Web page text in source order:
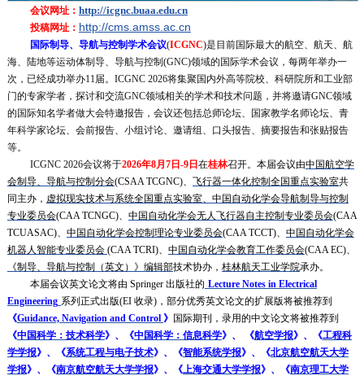
会议网址： http://icgnc.buaa.edu.cn
投稿网址： http://cms.amss.ac.cn
国际制导、导航与控制学术会议(ICGNC)是目前国际最大的航空、航天、航
海、陆地等运动体制导、导航与控制(GNC)领域的国际学术会议，每两年举办一
次，已经成功举办11届。ICGNC 2026将集聚国内外高等院校、科研院所和工业部
门的专家学者，探讨和交流GNC领域相关的学术和技术问题，并将邀请GNC领域
的国际知名学者做大会特邀报告，会议还包括总师论坛、国家教学名师论坛、青
年科学家论坛、会前报告、小组讨论、邀请组、口头报告、摘要报告和张贴报告
等。
ICGNC 2026会议将于2026年8月7日-9日在桂林召开。 本届会议由中国航空学
会制导、导航与控制分会(CSAA TCGNC)、 飞行器一体化控制全国重点实验室共
同主办， 虚拟现实技术与系统全国重点实验室、 中国自动化学会导航制导与控制
专业委员会(CAA TCNGC)、 中国自动化学会无人飞行器自主控制专业委员会(CAA
TCUASAC)、 中国自动化学会控制理论专业委员会(CAA TCCT)、 中国自动化学会
机器人智能专业委员会 (CAA TCRI)、 中国自动化学会教育工作委员会(CAA EC)、
《制导、导航与控制（英文）》编辑部技术协办， 桂林航天工业学院承办。
本届会议英文论文将由 Springer 出版社的 Lecture Notes in Electrical
Engineering 系列正式出版(EI 收录)，部分优秀英文论文的扩展版将被推荐到
《Guidance, Navigation and Control 》 国际期刊，录用的中文论文将被推荐到
《中国科学：技术科学》、《中国科学：信息科学》、 《航空学报》、《工程科
学学报》、《系统工程与电子技术》、《智能系统学报》、《北京航空航天大学
学报》、《南京航空航天大学学报》、《上海交通大学学报》、《南京理工大学